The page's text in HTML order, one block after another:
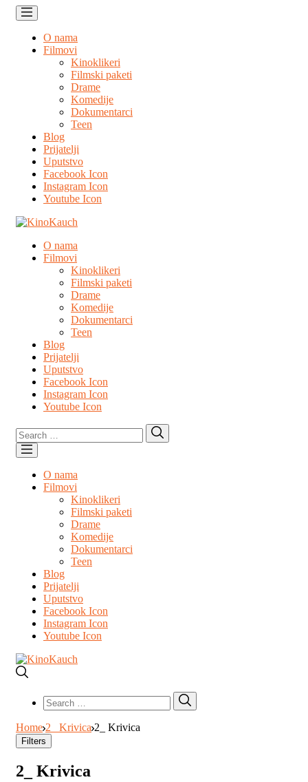
O nama
Filmovi
Kinoklikeri
Filmski paketi
Drame
Komedije
Dokumentarci
Teen
Blog
Prijatelji
Uputstvo
Facebook Icon
Instagram Icon
Youtube Icon
O nama
Filmovi
Kinoklikeri
Filmski paketi
Drame
Komedije
Dokumentarci
Teen
Blog
Prijatelji
Uputstvo
Facebook Icon
Instagram Icon
Youtube Icon
Search
for:
O nama
Filmovi
Kinoklikeri
Filmski paketi
Drame
Komedije
Dokumentarci
Teen
Blog
Prijatelji
Uputstvo
Facebook Icon
Instagram Icon
Youtube Icon
Search
for:
Home 2_ Krivica 2_ Krivica
Filters
2_ Krivica